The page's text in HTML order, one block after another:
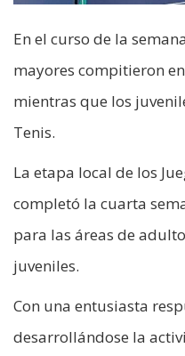
En el curso de la
mayores compitieron
mientras que los
Tenis.
La etapa local de los
completó la cuarta
para las áreas de
juveniles.
Con una entusiasta
desarrollándose la